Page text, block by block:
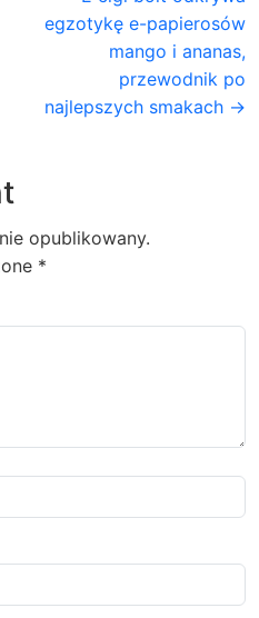
egzotykę e-papierosów
mango i ananas,
przewodnik po
najlepszych smakach →
opublikowany.
*